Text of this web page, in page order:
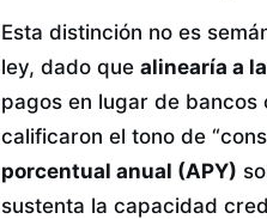
Esta distinción no es
ley, dado que alinearía a
pagos en lugar de
calificaron el tono de
porcentual anual (APY)
sustenta la capacidad